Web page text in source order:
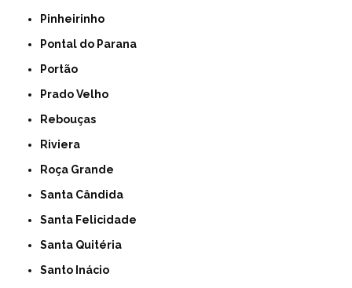
Pinheirinho
Pontal do Parana
Portão
Prado Velho
Rebouças
Riviera
Roça Grande
Santa Cândida
Santa Felicidade
Santa Quitéria
Santo Inácio